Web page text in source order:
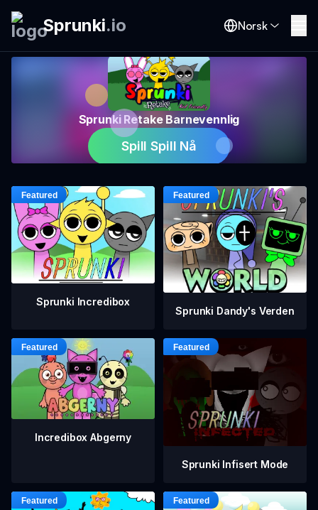
Sprunki.io Norsk
Sprunki Retake Barnevennlig
Spill Spill Nå
Sprunki Incredibox
Sprunki Dandy's Verden
Incredibox Abgerny
Sprunki Infisert Mode